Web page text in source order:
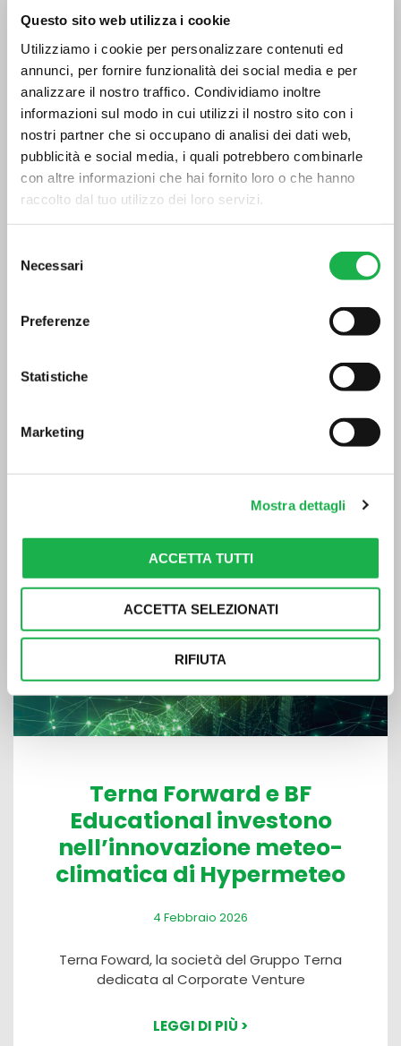
Questo sito web utilizza i cookie
Utilizziamo i cookie per personalizzare contenuti ed
annunci, per fornire funzionalità dei social media e per
analizzare il nostro traffico. Condividiamo inoltre
informazioni sul modo in cui utilizzi il nostro sito con i
nostri partner che si occupano di analisi dei dati web,
pubblicità e social media, i quali potrebbero combinarle
con altre informazioni che hai fornito loro o che hanno
raccolto dal tuo utilizzo dei loro servizi.
delNecessari
Preferenze
Statistiche
Marketing
Mostra dettagli
ACCETTA TUTTI
ACCETTA SELEZIONATI
RIFIUTA
Eventi meteorologici
strumenti per prevedere e
WEBINAR ONLINE – Piattaforma Microsoft Teams
LEGGI DI PIÙ >
Terna Forward e BF
Educational investono
nell’innovazione meteo-
climatica di Hypermeteo
4 Febbraio 2026
Terna Foward, la società del Gruppo Terna
dedicata al Corporate Venture
LEGGI DI PIÙ >